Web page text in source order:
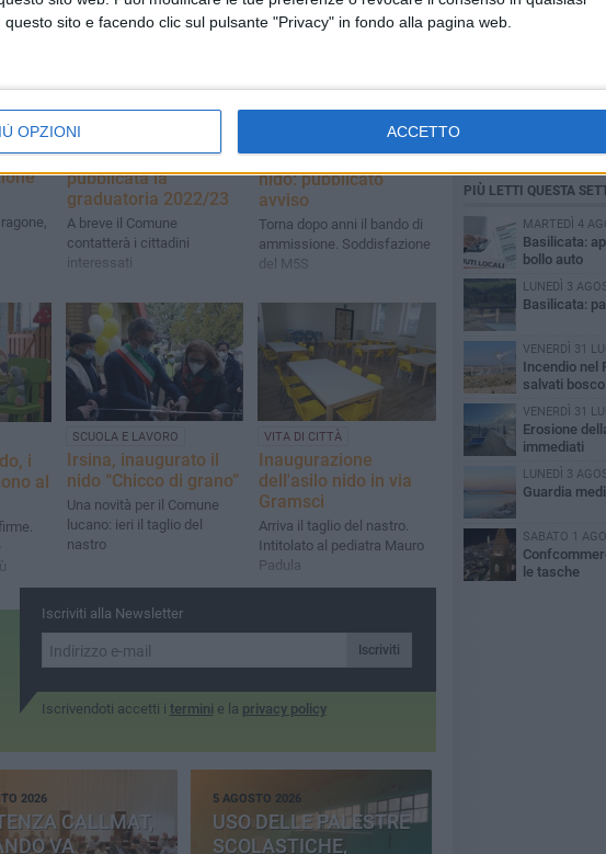
sito e facendo clic sul pulsante "Privacy" in fondo alla pagina web.
OPZIONI ACCETTO
a
SCUOLA E LAVORO
Servizio nidi,
pubblicata la
graduatoria 2022/23
A breve il Comune
contatterà i cittadini
interessati
Accreditamento asili
nido: pubblicato
avviso
Torna dopo anni il bando di
ammissione. Soddisfazione
del M5S
i
al
SCUOLA E LAVORO
Irsina, inaugurato il
nido “Chicco di grano”
Una novità per il Comune
lucano: ieri il taglio del
nastro
VITA DI CITTÀ
Inaugurazione
dell'asilo nido in via
Gramsci
Arriva il taglio del nastro.
Intitolato al pediatra Mauro
Padula
Iscriviti alla Newsletter
Iscriviti
Iscrivendoti accetti i termini e la privacy policy
2026
CALLMAT,
VA
5 AGOSTO 2026
USO DELLE PALESTRE
SCOLASTICHE,
PIÙ LETTI QUESTA
MARTEDÌ 4
Basilicata:
bollo auto
LUNEDÌ 3
Basilicata:
VENERDÌ 31
Incendio nel
salvati
VENERDÌ 31
Erosione
immediati
LUNEDÌ 3
Guardia
SABATO 1
le tasche